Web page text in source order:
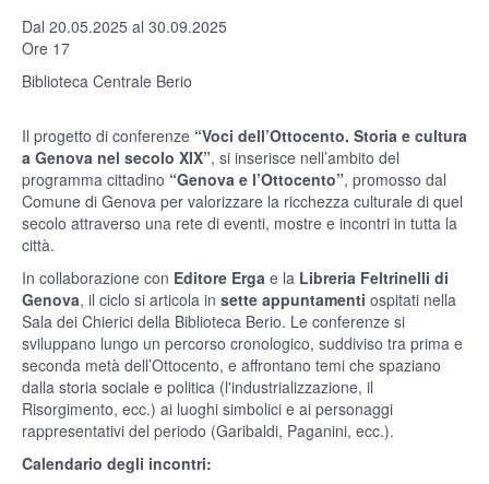
Dal 20.05.2025 al 30.09.2025
Ore 17
Biblioteca Centrale Berio
Il progetto di conferenze “Voci dell’Ottocento. Storia e cultura
a Genova nel secolo XIX”, si inserisce nell’ambito del
programma cittadino “Genova e l’Ottocento”, promosso dal
Comune di Genova per valorizzare la ricchezza culturale di quel
secolo attraverso una rete di eventi, mostre e incontri in tutta la
città.
In collaborazione con Editore Erga e la Libreria Feltrinelli di
Genova, il ciclo si articola in sette appuntamenti ospitati nella
Sala dei Chierici della Biblioteca Berio. Le conferenze si
sviluppano lungo un percorso cronologico, suddiviso tra prima e
seconda metà dell’Ottocento, e affrontano temi che spaziano
dalla storia sociale e politica (l'industrializzazione, il
Risorgimento, ecc.) ai luoghi simbolici e ai personaggi
rappresentativi del periodo (Garibaldi, Paganini, ecc.).
Calendario degli incontri: